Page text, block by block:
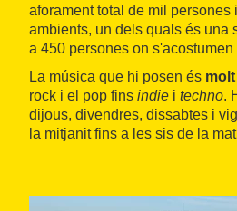
aforament total de mil persones
ambients, un dels quals és una
a 450 persones on s'acostumen
La música que hi posen és
rock i el pop fins indie i techno.
dijous, divendres, dissabtes i
la mitjanit fins a les sis de la